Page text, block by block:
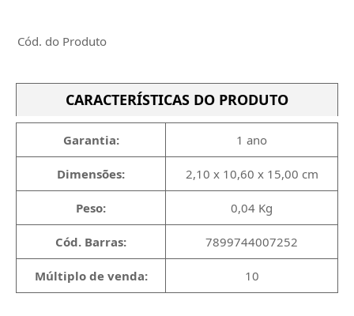
Cód. do Produto
CARACTERÍSTICAS DO PRODUTO
Garantia: 1 ano
Dimensões: 2,10 x 10,60 x 15,00 cm
Peso: 0,04 Kg
Cód. Barras: 7899744007252
Múltiplo de venda: 10